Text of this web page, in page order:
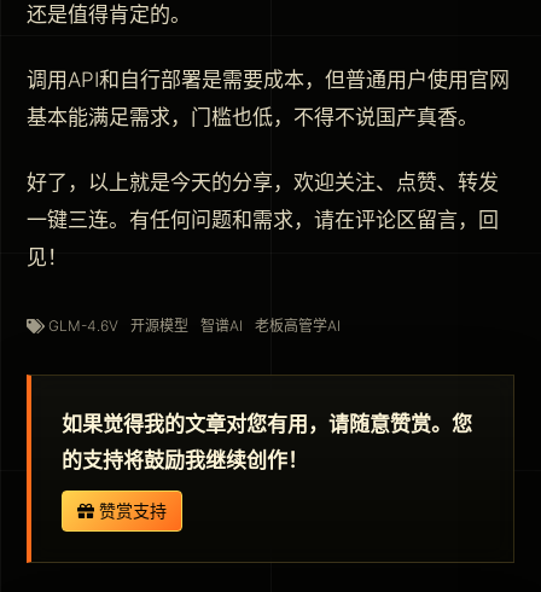
还是值得肯定的。
调用API和自行部署是需要成本，但普通用户使用官网
基本能满足需求，门槛也低，不得不说国产真香。
好了，以上就是今天的分享，欢迎关注、点赞、转发
一键三连。有任何问题和需求，请在评论区留言，回
见！
GLM-4.6V 开源模型 智谱AI 老板高管学AI
如果觉得我的文章对您有用，请随意赞赏。您
的支持将鼓励我继续创作！
赞赏支持